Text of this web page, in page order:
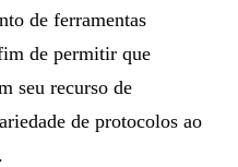
de ferramentas
de permitir que
seu recurso de
de protocolos ao